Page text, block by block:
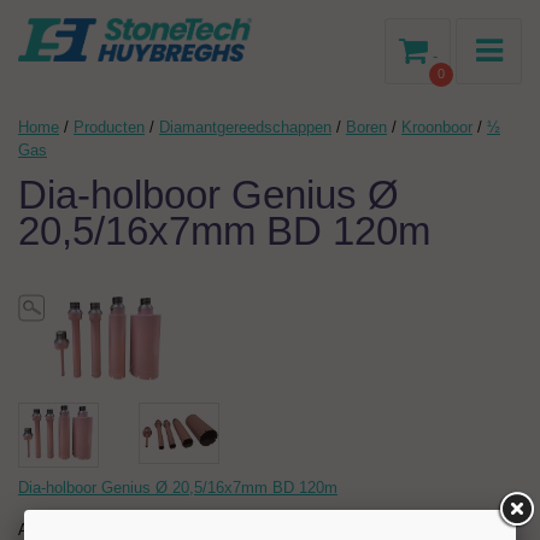
0
-
Home / Producten / Diamantgereedschappen / Boren / Kroonboor / ½
Gas
Dia-holboor Genius Ø
20,5/16x7mm BD 120m
Dia-holboor Genius Ø 20,5/16x7mm BD 120m
Artikelnr: